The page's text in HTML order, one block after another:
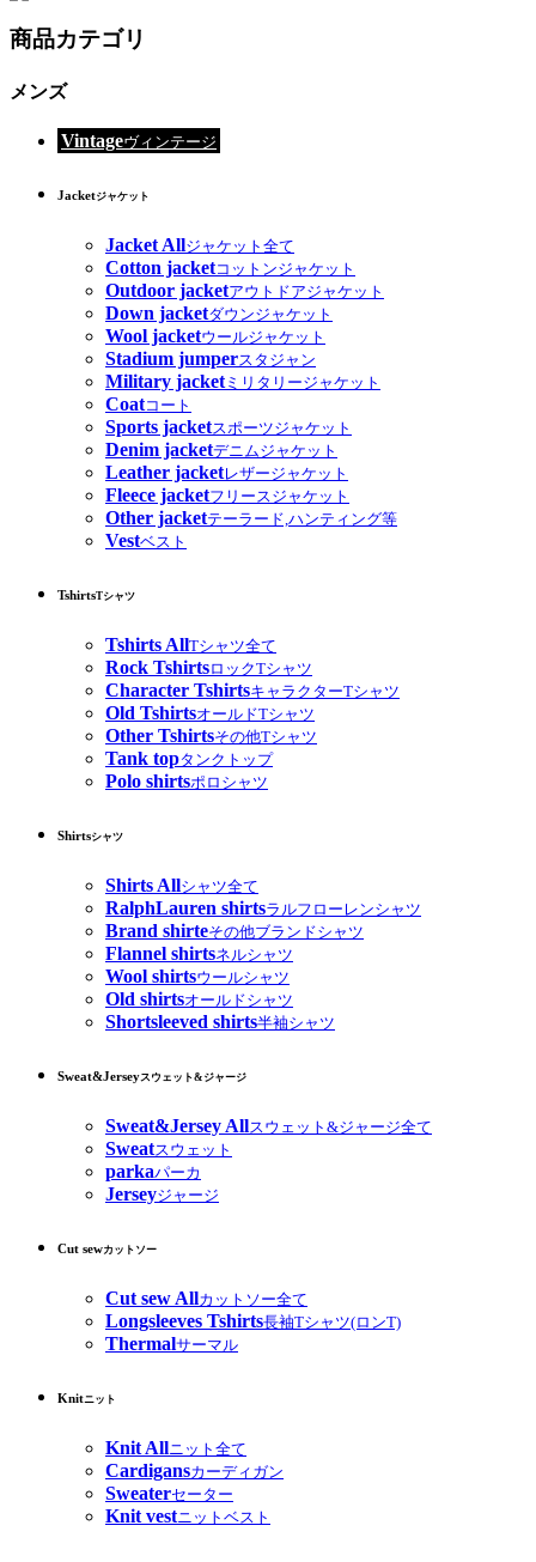
商品カテゴリ
メンズ
Vintageヴィンテージ
Jacketジャケット
Jacket Allジャケット全て
Cotton jacketコットンジャケット
Outdoor jacketアウトドアジャケット
Down jacketダウンジャケット
Wool jacketウールジャケット
Stadium jumperスタジャン
Military jacketミリタリージャケット
Coatコート
Sports jacketスポーツジャケット
Denim jacketデニムジャケット
Leather jacketレザージャケット
Fleece jacketフリースジャケット
Other jacketテーラード,ハンティング等
Vestベスト
TshirtsTシャツ
Tshirts AllTシャツ全て
Rock TshirtsロックTシャツ
Character TshirtsキャラクターTシャツ
Old TshirtsオールドTシャツ
Other Tshirtsその他Tシャツ
Tank topタンクトップ
Polo shirtsポロシャツ
Shirtsシャツ
Shirts Allシャツ全て
RalphLauren shirtsラルフローレンシャツ
Brand shirteその他ブランドシャツ
Flannel shirtsネルシャツ
Wool shirtsウールシャツ
Old shirtsオールドシャツ
Shortsleeved shirts半袖シャツ
Sweat&Jerseyスウェット&ジャージ
Sweat&Jersey Allスウェット&ジャージ全て
Sweatスウェット
parkaパーカ
Jerseyジャージ
Cut sewカットソー
Cut sew Allカットソー全て
Longsleeves Tshirts長袖Tシャツ(ロンT)
Thermalサーマル
Knitニット
Knit Allニット全て
Cardigansカーディガン
Sweaterセーター
Knit vestニットベスト